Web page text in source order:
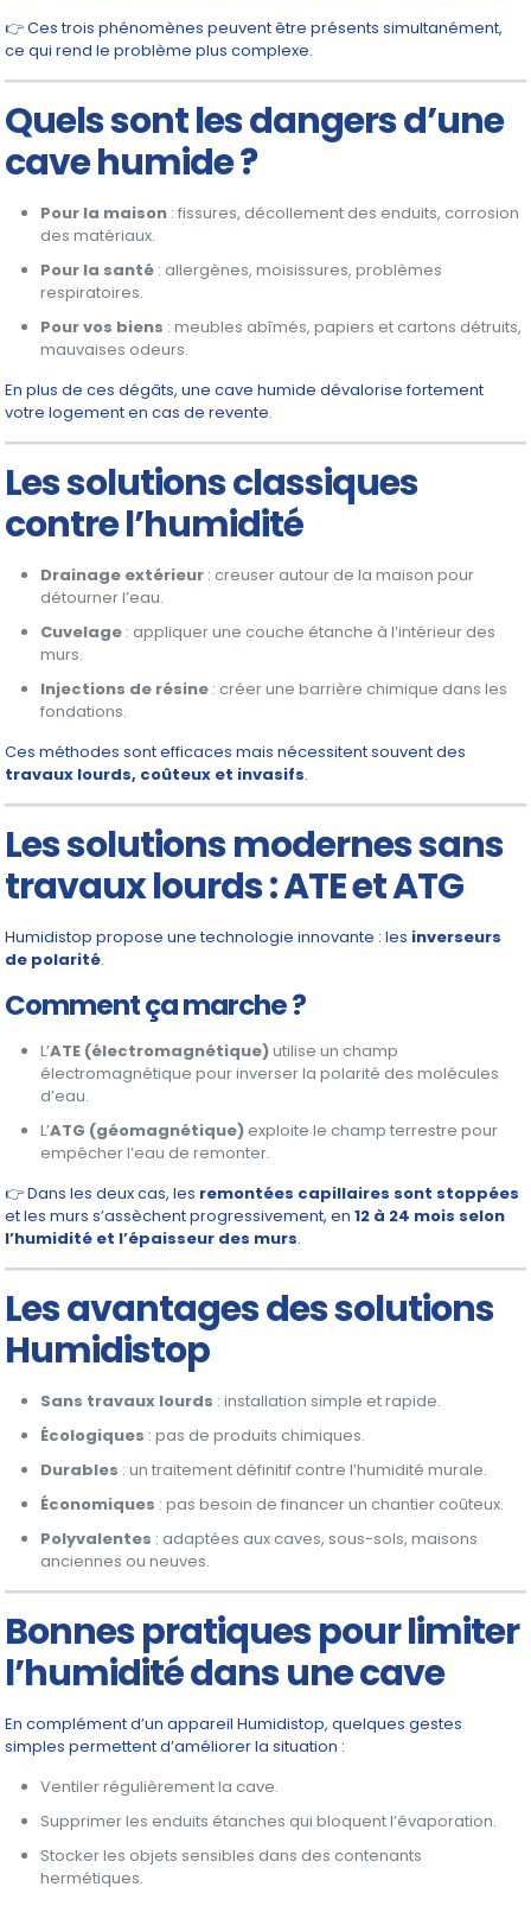
👉 Ces trois phénomènes peuvent être présents simultanément,
ce qui rend le problème plus complexe.
Quels sont les dangers d’une
cave humide ?
Pour la maison : fissures, décollement des enduits, corrosion
des matériaux.
Pour la santé : allergènes, moisissures, problèmes
respiratoires.
Pour vos biens : meubles abîmés, papiers et cartons détruits,
mauvaises odeurs.
En plus de ces dégâts, une cave humide dévalorise fortement
votre logement en cas de revente.
Les solutions classiques
contre l’humidité
Drainage extérieur : creuser autour de la maison pour
détourner l’eau.
Cuvelage : appliquer une couche étanche à l’intérieur des
murs.
Injections de résine : créer une barrière chimique dans les
fondations.
Ces méthodes sont efficaces mais nécessitent souvent des
travaux lourds, coûteux et invasifs.
Les solutions modernes sans
travaux lourds : ATE et ATG
Humidistop propose une technologie innovante : les inverseurs
de polarité.
Comment ça marche ?
L’ATE (électromagnétique)utilise un champ
électromagnétique pour inverser la polarité des molécules
d’eau.
L’ATG (géomagnétique) exploite le champ terrestre pour
empêcher l’eau de remonter.
👉 Dans les deux cas, les remontées capillaires sont stoppées
et les murs s’assèchent progressivement, en12 à 24 mois selon
l’humidité et l’épaisseur des murs.
Les avantages des solutions
Humidistop
Sans travaux lourds : installation simple et rapide.
Écologiques : pas de produits chimiques.
Durables : un traitement définitif contre l’humidité murale.
Économiques : pas besoin de financer un chantier coûteux.
Polyvalentes : adaptées aux caves, sous-sols, maisons
anciennes ou neuves.
Bonnes pratiques pour limiter
l’humidité dans une cave
En complément d’un appareil Humidistop, quelques gestes
simples permettent d’améliorer la situation :
Ventiler régulièrement la cave.
Supprimer les enduits étanches qui bloquent l’évaporation.
Stocker les objets sensibles dans des contenants
hermétiques.